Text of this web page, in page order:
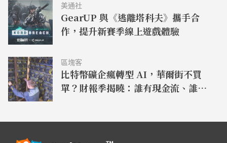
美通社
GearUP 與《逃離塔科夫》攜手合
作，提升新賽季線上遊戲體驗
區塊客
比特幣礦企瘋轉型 AI，華爾街不買
單？財報季揭曉：誰有現金流、誰還